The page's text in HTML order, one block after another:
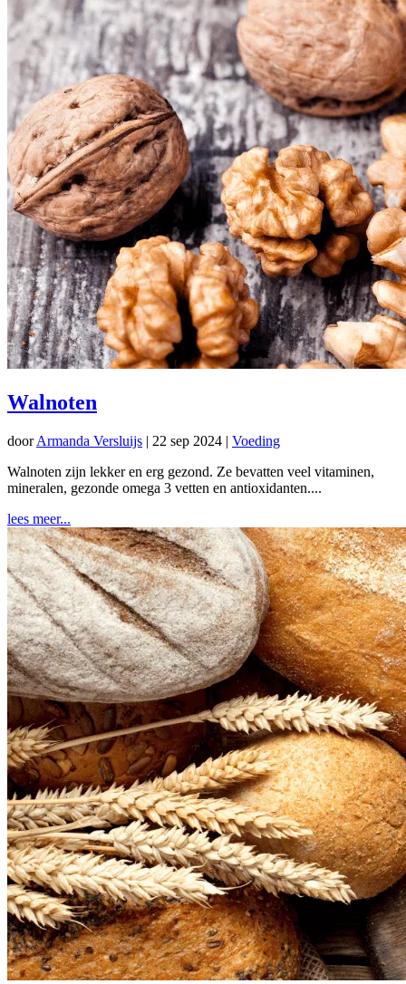
Walnoten
doorArmanda Versluijs | 22 sep 2024 | Voeding
Walnoten zijn lekker en erg gezond. Ze bevatten veel vitaminen,
mineralen, gezonde omega 3 vetten en antioxidanten....
lees meer...